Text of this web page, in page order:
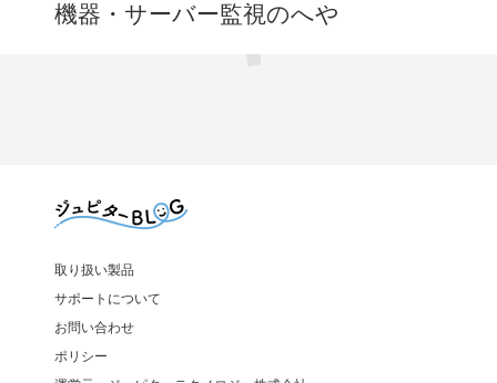
機器・サーバー監視のへや
取り扱い製品
サポートについて
お問い合わせ
ポリシー